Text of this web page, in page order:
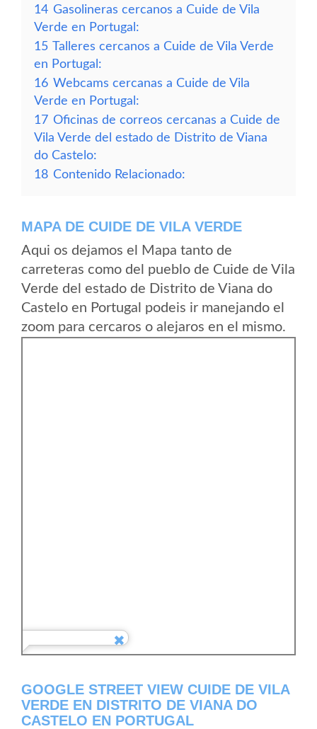
14 Gasolineras cercanos a Cuide de Vila
Verde en Portugal:
15 Talleres cercanos a Cuide de Vila Verde
en Portugal:
16 Webcams cercanas a Cuide de Vila
Verde en Portugal:
17 Oficinas de correos cercanas a Cuide de
Vila Verde del estado de Distrito de Viana
do Castelo:
18 Contenido Relacionado:
MAPA DE CUIDE DE VILA VERDE
Aqui os dejamos el Mapa tanto de
carreteras como del pueblo de Cuide de Vila
Verde del estado de Distrito de Viana do
Castelo en Portugal podeis ir manejando el
zoom para cercaros o alejaros en el mismo.
GOOGLE STREET VIEW CUIDE DE VILA
VERDE EN DISTRITO DE VIANA DO
CASTELO EN PORTUGAL